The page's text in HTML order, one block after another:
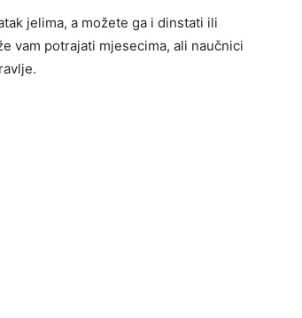
jelima, a možete ga i dinstati ili
vam potrajati mjesecima, ali naučnici